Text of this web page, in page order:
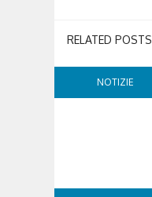
RELATED POSTS
NOTIZIE